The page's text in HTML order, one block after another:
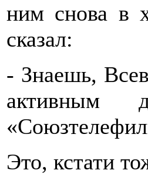
ним снова в
сказал:
- Знаешь,
активным
Это, кстати